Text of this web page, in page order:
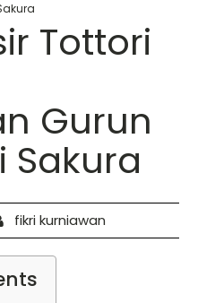
Tottori
Gurun
Sakura
fikri kurniawan